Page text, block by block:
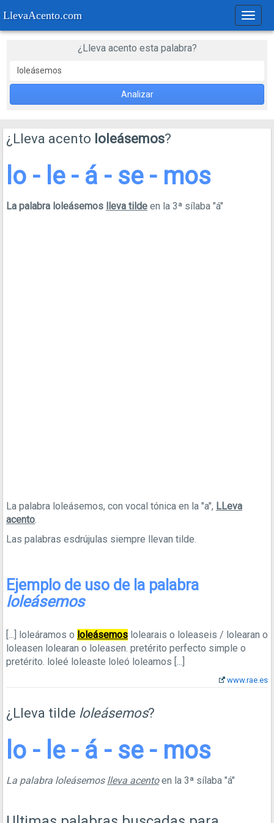
LlevaAcento.com
de
¿Lleva acento esta palabra?
Analizar
¿Lleva acento loleásemos?
lo - le - á - se - mos
La palabra loleásemos lleva tilde en la 3ª sílaba "á"
La palabra loleásemos, con vocal tónica en la "a", LLeva
acento.
Las palabras esdrújulas siempre llevan tilde.
Ejemplo de uso de la palabra
loleásemos
[...] loleáramos o loleásemos lolearais o loleaseis / lolearan o
loleasen lolearan o loleasen. pretérito perfecto simple o
pretérito. loleé loleaste loleó loleamos [...]
www.rae.es
¿Lleva tilde loleásemos?
lo - le - á - se - mos
La palabra loleásemos lleva acentoen la 3ª sílaba "á"